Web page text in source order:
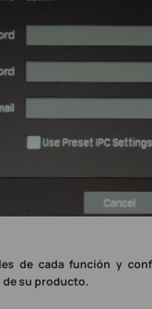
de cada función y
de su producto.